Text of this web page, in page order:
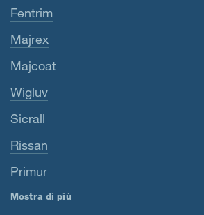
Fentrim
Majrex
Majcoat
Wigluv
Sicrall
Rissan
Primur
Mostra di più